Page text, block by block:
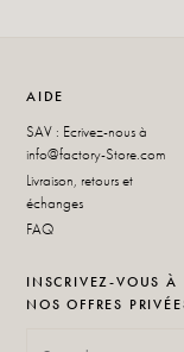
AIDE
SAV : Ecrivez-nous à
info@factory-Store.com
Livraison, retours et
échanges
FAQ
INSCRIVEZ-VOUS À
NOS OFFRES